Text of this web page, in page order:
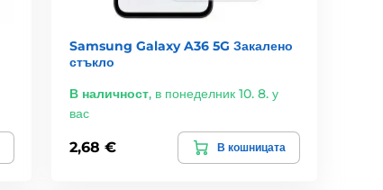
Samsung Galaxy A36 5G Закалено
стъкло
В наличност, в понеделник 10. 8. у
вас
2,68 € В кошницата